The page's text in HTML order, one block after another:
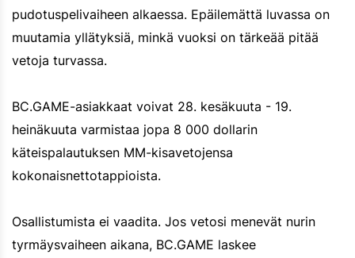
pudotuspelivaiheen alkaessa. Epäilemättä luvassa on
muutamia yllätyksiä, minkä vuoksi on tärkeää pitää
vetoja turvassa.
BC.GAME-asiakkaat voivat 28. kesäkuuta - 19.
heinäkuuta varmistaa jopa 8 000 dollarin
käteispalautuksen MM-kisavetojensa
kokonaisnettotappioista.
Osallistumista ei vaadita. Jos vetosi menevät nurin
tyrmäysvaiheen aikana, BC.GAME laskee